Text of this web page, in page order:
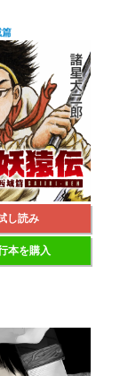
篇
し読み
本を購入